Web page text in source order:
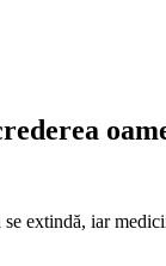
extindă, iar